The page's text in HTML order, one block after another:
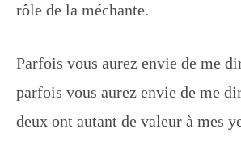
rôle de la méchante.
Parfois vous aurez envie de me
parfois vous aurez envie de me
deux ont autant de valeur à mes